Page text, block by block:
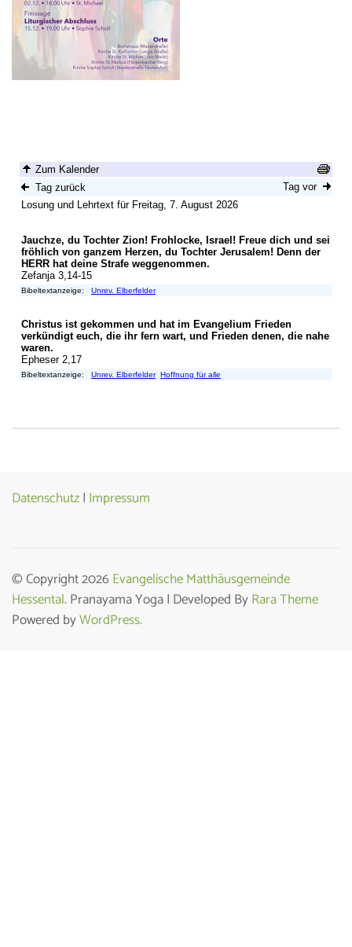
Datenschutz| Impressum
© Copyright 2026 Evangelische Matthäusgemeinde
Hessental. Pranayama Yoga | Developed ByRara Theme
Powered byWordPress.